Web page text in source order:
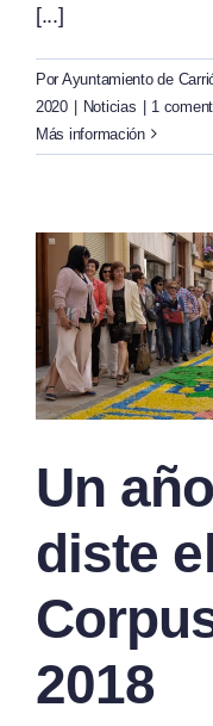
[...]
Por Ayuntamiento de
2020 | Noticias | 1
Más información
Un
diste
2018